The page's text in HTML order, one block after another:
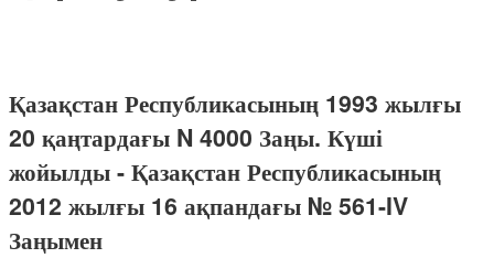
Қазақстан Республикасының 1993 жылғы
20 қаңтардағы N 4000 Заңы. Күші
жойылды - Қазақстан Республикасының
2012 жылғы 16 ақпандағы № 561-IV
Заңымен